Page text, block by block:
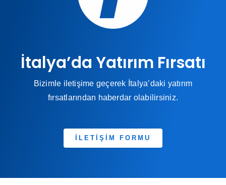
İtalya’da Yatırım Fırsatı
Bizimle iletişime geçerek İtalya’daki yatırım
fırsatlarından haberdar olabilirsiniz.
İLETİŞİM FORMU